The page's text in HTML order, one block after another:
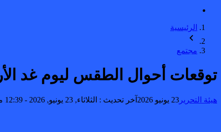
الرئيسية
مجتمع
توقعات أحوال الطقس ليوم غد
هيئة التحرير 23 يونيو 2026 آخر تحديث : الثلاثاء, 23 يونيو, 2026 - 12:39 مساءً